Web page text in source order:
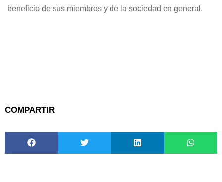
beneficio de sus miembros y de la sociedad en general.
COMPARTIR